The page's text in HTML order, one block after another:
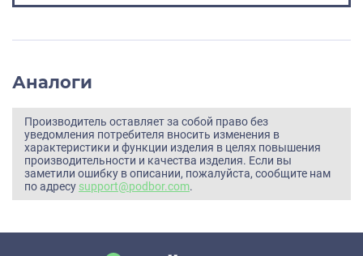
Аналоги
Производитель оставляет за собой право без
уведомления потребителя вносить изменения в
характеристики и функции изделия в целях повышения
производительности и качества изделия. Если вы
заметили ошибку в описании, пожалуйста, сообщите нам
по адресу support@podbor.com.